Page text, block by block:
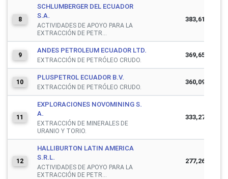
8
SCHLUMBERGER DEL ECUADOR
S.A.
ACTIVIDADES DE APOYO PARA LA
EXTRACCIÓN DE PETR...
383,613,542
9
ANDES PETROLEUM ECUADOR LTD.
EXTRACCIÓN DE PETRÓLEO CRUDO.
369,656,884
10
PLUSPETROL ECUADOR B.V.
EXTRACCIÓN DE PETRÓLEO CRUDO.
360,097,270
11
EXPLORACIONES NOVOMINING S.
A.
EXTRACCIÓN DE MINERALES DE
URANIO Y TORIO.
333,275,636
12
HALLIBURTON LATIN AMERICA
S.R.L.
ACTIVIDADES DE APOYO PARA LA
EXTRACCIÓN DE PETR...
277,260,303